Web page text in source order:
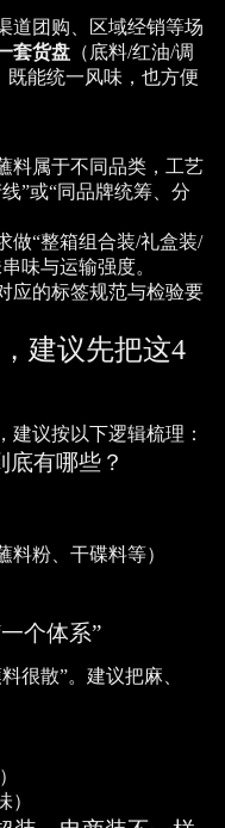
道团购、区域经销等场
套货盘 （底料/红油/调
既能统一风味，也方便
料属于不同品类，工艺
”或“同品牌统筹、分
做“整箱组合装/礼盒装/
味与运输强度。
应的标签规范与检验要
建议先把这4
建议按以下逻辑梳理：
底有哪些？
料粉、干碟料等）
个体系”
很散”。建议把麻、
）